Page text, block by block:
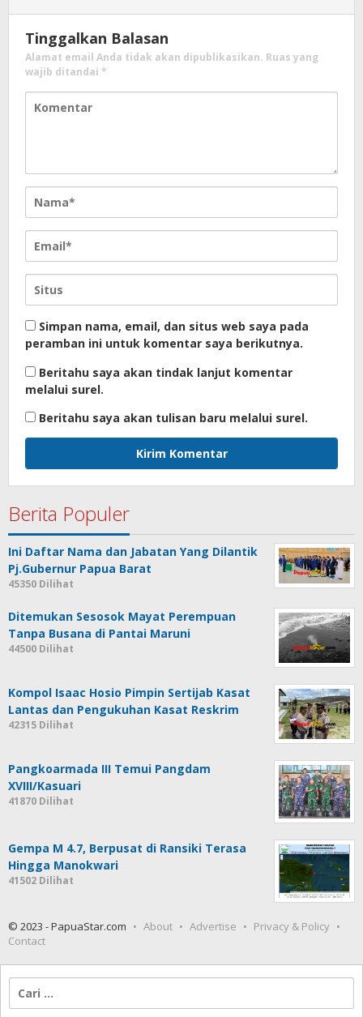
Tinggalkan Balasan
Alamat email Anda tidak akan dipublikasikan. Ruas yang
wajib ditandai *
Simpan nama, email, dan situs web saya pada
peramban ini untuk komentar saya berikutnya.
Beritahu saya akan tindak lanjut komentar
melalui surel.
Beritahu saya akan tulisan baru melalui surel.
Berita Populer
Ini Daftar Nama dan Jabatan Yang Dilantik
Pj.Gubernur Papua Barat
45350 Dilihat
Ditemukan Sesosok Mayat Perempuan
Tanpa Busana di Pantai Maruni
44500 Dilihat
Kompol Isaac Hosio Pimpin Sertijab Kasat
Lantas dan Pengukuhan Kasat Reskrim
42315 Dilihat
Pangkoarmada III Temui Pangdam
XVIII/Kasuari
41870 Dilihat
Gempa M 4.7, Berpusat di Ransiki Terasa
Hingga Manokwari
41502 Dilihat
© 2023 - PapuaStar.com About Advertise
Privacy & Policy
Contact
untuk: